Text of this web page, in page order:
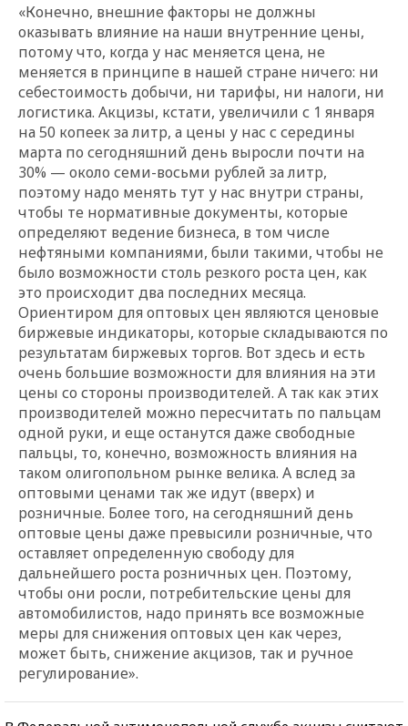
«Конечно, внешние факторы не должны
оказывать влияние на наши внутренние цены,
потому что, когда у нас меняется цена, не
меняется в принципе в нашей стране ничего: ни
себестоимость добычи, ни тарифы, ни налоги, ни
логистика. Акцизы, кстати, увеличили с 1 января
на 50 копеек за литр, а цены у нас с середины
марта по сегодняшний день выросли почти на
30% — около семи-восьми рублей за литр,
поэтому надо менять тут у нас внутри страны,
чтобы те нормативные документы, которые
определяют ведение бизнеса, в том числе
нефтяными компаниями, были такими, чтобы не
было возможности столь резкого роста цен, как
это происходит два последних месяца.
Ориентиром для оптовых цен являются ценовые
биржевые индикаторы, которые складываются по
результатам биржевых торгов. Вот здесь и есть
очень большие возможности для влияния на эти
цены со стороны производителей. А так как этих
производителей можно пересчитать по пальцам
одной руки, и еще останутся даже свободные
пальцы, то, конечно, возможность влияния на
таком олигопольном рынке велика. А вслед за
оптовыми ценами так же идут (вверх) и
розничные. Более того, на сегодняшний день
оптовые цены даже превысили розничные, что
оставляет определенную свободу для
дальнейшего роста розничных цен. Поэтому,
чтобы они росли, потребительские цены для
автомобилистов, надо принять все возможные
меры для снижения оптовых цен как через,
может быть, снижение акцизов, так и ручное
регулирование».